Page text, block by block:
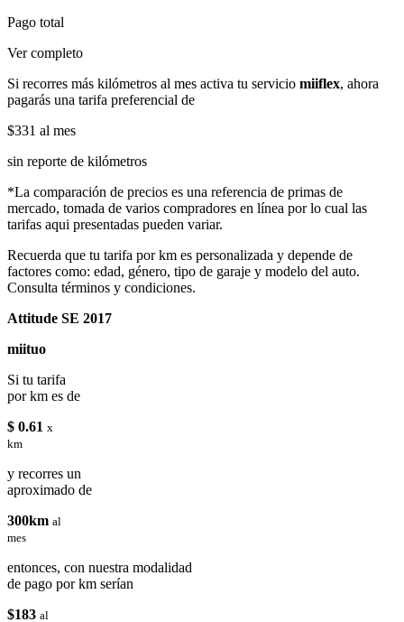
Pago total
Ver completo
Si recorres más kilómetros al mes activa tu servicio miiflex, ahora
pagarás una tarifa preferencial de
$331 al mes
sin reporte de kilómetros
*La comparación de precios es una referencia de primas de
mercado, tomada de varios compradores en línea por lo cual las
tarifas aqui presentadas pueden variar.
Recuerda que tu tarifa por km es personalizada y depende de
factores como: edad, género, tipo de garaje y modelo del auto.
Consulta términos y condiciones.
Attitude SE 2017
miituo
Si tu tarifa
por km es de
$ 0.61 x
km
y recorres un
aproximado de
300km al
mes
entonces, con nuestra modalidad
de pago por km serían
$183 al